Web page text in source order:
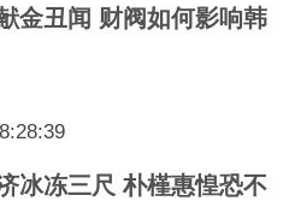
金丑闻 财阀如何影响韩
冰冻三尺 朴槿惠惶恐不